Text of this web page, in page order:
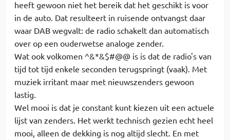
heeft gewoon niet het bereik dat het geschikt is voor
in de auto. Dat resulteert in ruisende ontvangst daar
waar DAB wegvalt: de radio schakelt dan automatisch
over op een ouderwetse analoge zender.
Wat ook volkomen ^&*&$#@@ is is dat de radio's van
tijd tot tijd enkele seconden terugspringt (vaak). Met
muziek irritant maar met nieuwszenders gewoon
lastig.
Wel mooi is dat je constant kunt kiezen uit een actuele
lijst van zenders. Het werkt technisch gezien echt heel
mooi, alleen de dekking is nog altijd slecht. En met